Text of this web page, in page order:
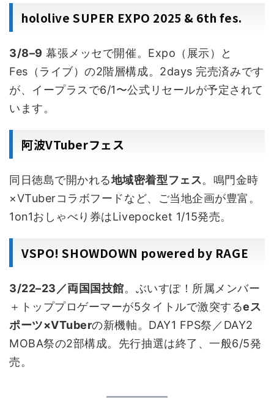
hololive SUPER EXPO 2025 & 6th fes.
3/8–9 幕張メッセで開催。Expo（展示）と
Fes（ライブ）の2階層構成。2days 完売済みです
が、イープラスで6/1〜公式リセールが予定されて
います。
阿波VTuberフェス
同日徳島で開かれる地域密着型フェス。鳴門金時
×VTuberコラボフードなど、ご当地企画が豊富。
1on1おしゃべり券はLivepocket 1/15発売。
VSPO! SHOWDOWN powered by RAGE
3/22–23／両国国技館。ぶいすぽ！所属メンバー
＋トッププロゲーマーが5タイトルで激突するeス
ポーツ×VTuberの新機軸。DAY1 FPS祭／DAY2
MOBA祭の2部構成。先行抽選は終了、一般6/5発
売。